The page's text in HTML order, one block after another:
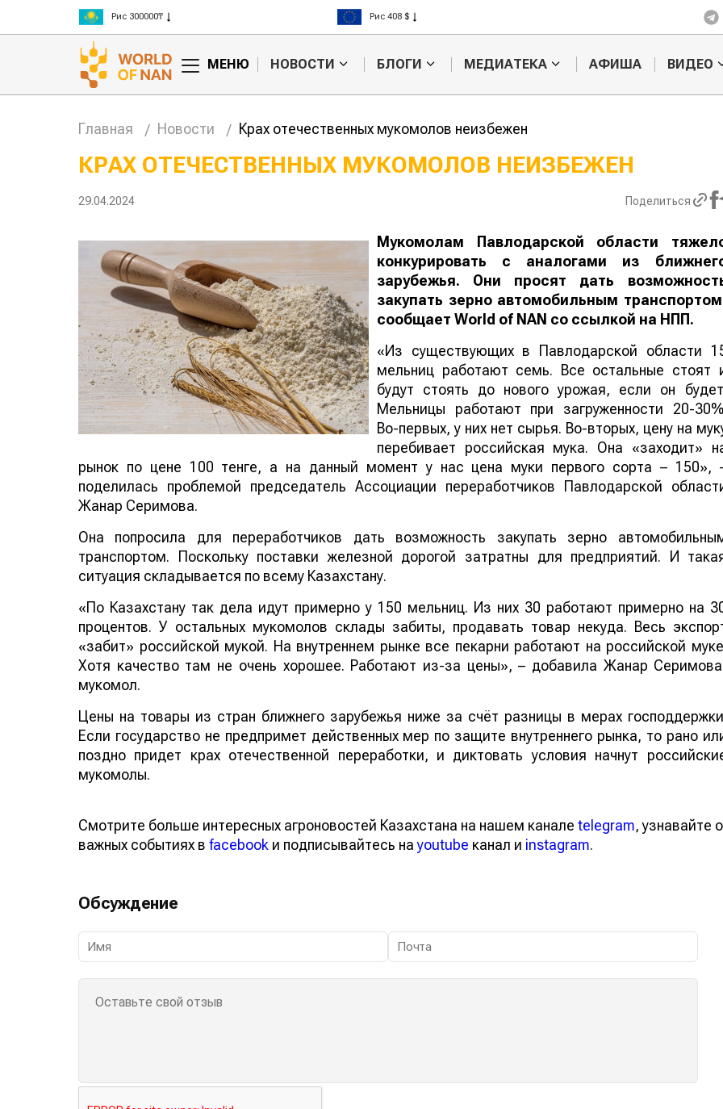
Рис 300000₸
Пшеница 3 класс 125000₸
Рис 408 $
Пшеница 423 $
МЕНЮ НОВОСТИ БЛОГИ МЕДИАТЕКА АФИША ВИДЕО
Главная Новости Крах отечественных мукомолов неизбежен
КРАХ ОТЕЧЕСТВЕННЫХ МУКОМОЛОВ НЕИЗБЕЖЕН
29.04.2024 Поделиться
Мукомолам Павлодарской области
конкурировать с аналогами из
зарубежья. Они просят дать
закупать зерно автомобильным
сообщает World of NAN со ссылкой на НПП.
«Из существующих в Павлодарской области
мельниц работают семь. Все остальные стоят
будут стоять до нового урожая, если он
Мельницы работают при загруженности 20-
Во-первых, у них нет сырья. Во-вторых, цену на
перебивает российская мука. Она «заходит»
рынок по цене 100 тенге, а на данный момент у нас цена муки первого сорта – 150»,
поделилась проблемой председатель Ассоциации переработчиков Павлодарской
Жанар Серимова.
Она попросила для переработчиков дать возможность закупать зерно
транспортом. Поскольку поставки железной дорогой затратны для предприятий. И
ситуация складывается по всему Казахстану.
«По Казахстану так дела идут примерно у 150 мельниц. Из них 30 работают примерно на
процентов. У остальных мукомолов склады забиты, продавать товар некуда. Весь
«забит» российской мукой. На внутреннем рынке все пекарни работают на российской
Хотя качество там не очень хорошее. Работают из-за цены», – добавила Жанар
мукомол.
Цены на товары из стран ближнего зарубежья ниже за счёт разницы в мерах
Если государство не предпримет действенных мер по защите внутреннего рынка, то рано
поздно придет крах отечественной переработки, и диктовать условия начнут
мукомолы.
Смотрите больше интересных агроновостей Казахстана на нашем канале telegram, узнавайте о
важных событиях в facebook и подписывайтесь наyoutube канал и instagram.
Обсуждение
авиатоплива
Казахстан по темпам роста